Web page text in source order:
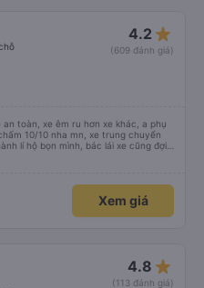
4.2 star_rate
(609 đánh giá)
toàn, xe êm ru hơn xe khác, a phụ
10/10 nha mn, xe trung chuyển
lí hộ bọn mình, bác lái xe cũng đợi
mắng khách như xe khác, nên đi
Xem giá
4.8 star_rate
(113 đánh giá)